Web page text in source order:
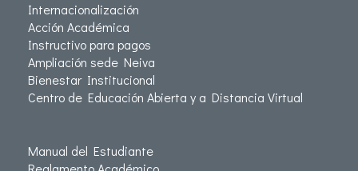
Internacionalización
Acción Académica
Instructivo para pagos
Ampliación sede Neiva
Bienestar Institucional
Centro de Educación Abierta y a Distancia Virtual
Manual del Estudiante